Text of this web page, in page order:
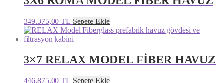
349.375,00 TL Sepete Ekle
3×7 RELAX MODEL FİBER HAVUZ
446.875,00 TL Sepete Ekle